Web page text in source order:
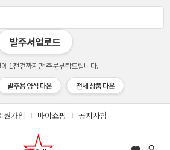
발주서업로드
1천건까지만 주문부탁드립니다.
발주용 양식 다운 전체 상품 다운
원가입 마이쇼핑 공지사항